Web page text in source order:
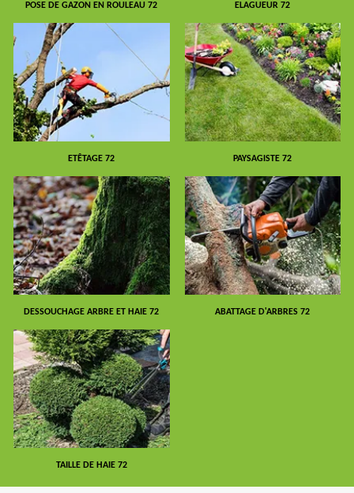
POSE DE GAZON EN ROULEAU 72 ELAGUEUR 72
ETÊTAGE 72 PAYSAGISTE 72
DESSOUCHAGE ARBRE ET HAIE 72 ABATTAGE D'ARBRES 72
TAILLE DE HAIE 72